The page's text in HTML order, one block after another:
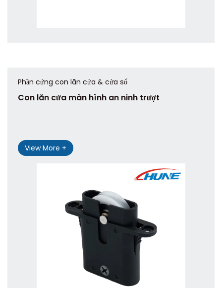
Phần cứng con lăn cửa & cửa sổ
Con lăn cửa màn hình an ninh trượt
View More +